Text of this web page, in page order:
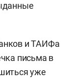
и ТАИФа
письма в
уже